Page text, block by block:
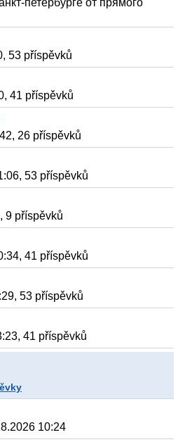
53 příspěvků
41 příspěvků
26 příspěvků
53 příspěvků
9 příspěvků
41 příspěvků
53 příspěvků
41 příspěvků
10:24